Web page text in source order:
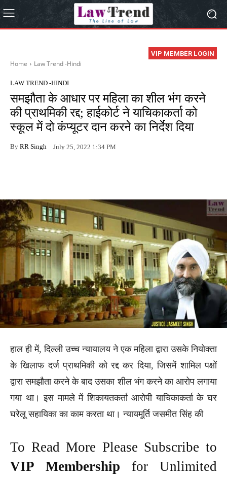
VIP MEMBER LOGIN
Home Law Trend -Hindi
LAW TREND -HINDI
समझौता के आधार पर महिला का शील भंग करने
की प्राथमिकी रद्द; हाईकोर्ट ने याचिकाकर्ता को
स्कूल में दो कंप्यूटर दान करने का निर्देश दिया
By RR Singh July 25, 2022 1:34 PM
हाल ही में, दिल्ली उच्च न्यायालय ने एक महिला द्वारा उसके नियोक्ता
के खिलाफ दर्ज प्राथमिकी को रद्द कर दिया, जिसमें शामिल पक्षों
द्वारा समझौता करने के बाद उसका शील भंग करने का आरोप लगाया
गया था। इस मामले में शिकायतकर्ता आरोपी याचिकाकर्ता के घर
घरेलू सहायिका का काम करता था। न्यायमूर्ति जसमीत सिंह की
To Read More Please Subscribe to
VIP Membership for Unlimited